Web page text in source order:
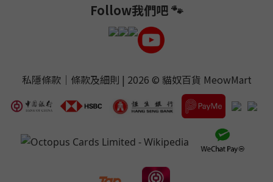
Follow我們吧 🐾
私隱條款｜ 條款及細則 | 2026 © 貓奴百貨 MeowMart